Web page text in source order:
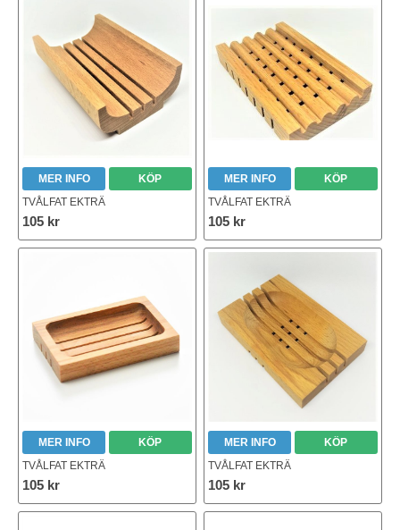
MER INFO
KÖP
TVÅLFAT EKTRÄ
105 kr
MER INFO
KÖP
TVÅLFAT EKTRÄ
105 kr
MER INFO
KÖP
TVÅLFAT EKTRÄ
105 kr
MER INFO
KÖP
TVÅLFAT EKTRÄ
105 kr